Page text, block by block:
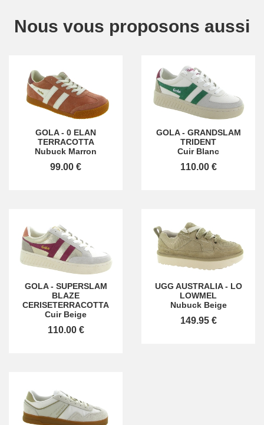
Nous vous proposons aussi
GOLA- 0 ELAN
TERRACOTTA
Nubuck Marron
99.00 €
GOLA- GRANDSLAM
TRIDENT
Cuir Blanc
110.00 €
GOLA- SUPERSLAM
BLAZE
CERISETERRACOTTA
Cuir Beige
110.00 €
UGG AUSTRALIA- LO
LOWMEL
Nubuck Beige
149.95 €